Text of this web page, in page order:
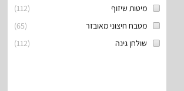
(
112
)
מיטות שיזוף
(
65
)
מטבח חיצוני מאובזר
(
112
) שולחן גינה